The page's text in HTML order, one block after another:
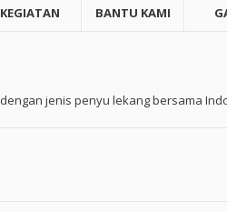
KEGIATAN BANTU KAMI
dengan jenis penyu lekang bersama